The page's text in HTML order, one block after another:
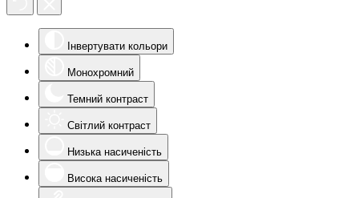
Інвертувати кольори
Монохромний
Темний контраст
Світлий контраст
Низька насиченість
Висока насиченість